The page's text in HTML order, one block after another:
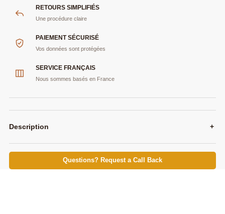
RETOURS SIMPLIFIÉS
Une procédure claire
PAIEMENT SÉCURISÉ
Vos données sont protégées
SERVICE FRANÇAIS
Nous sommes basés en France
Description +
Questions? Request a Call Back